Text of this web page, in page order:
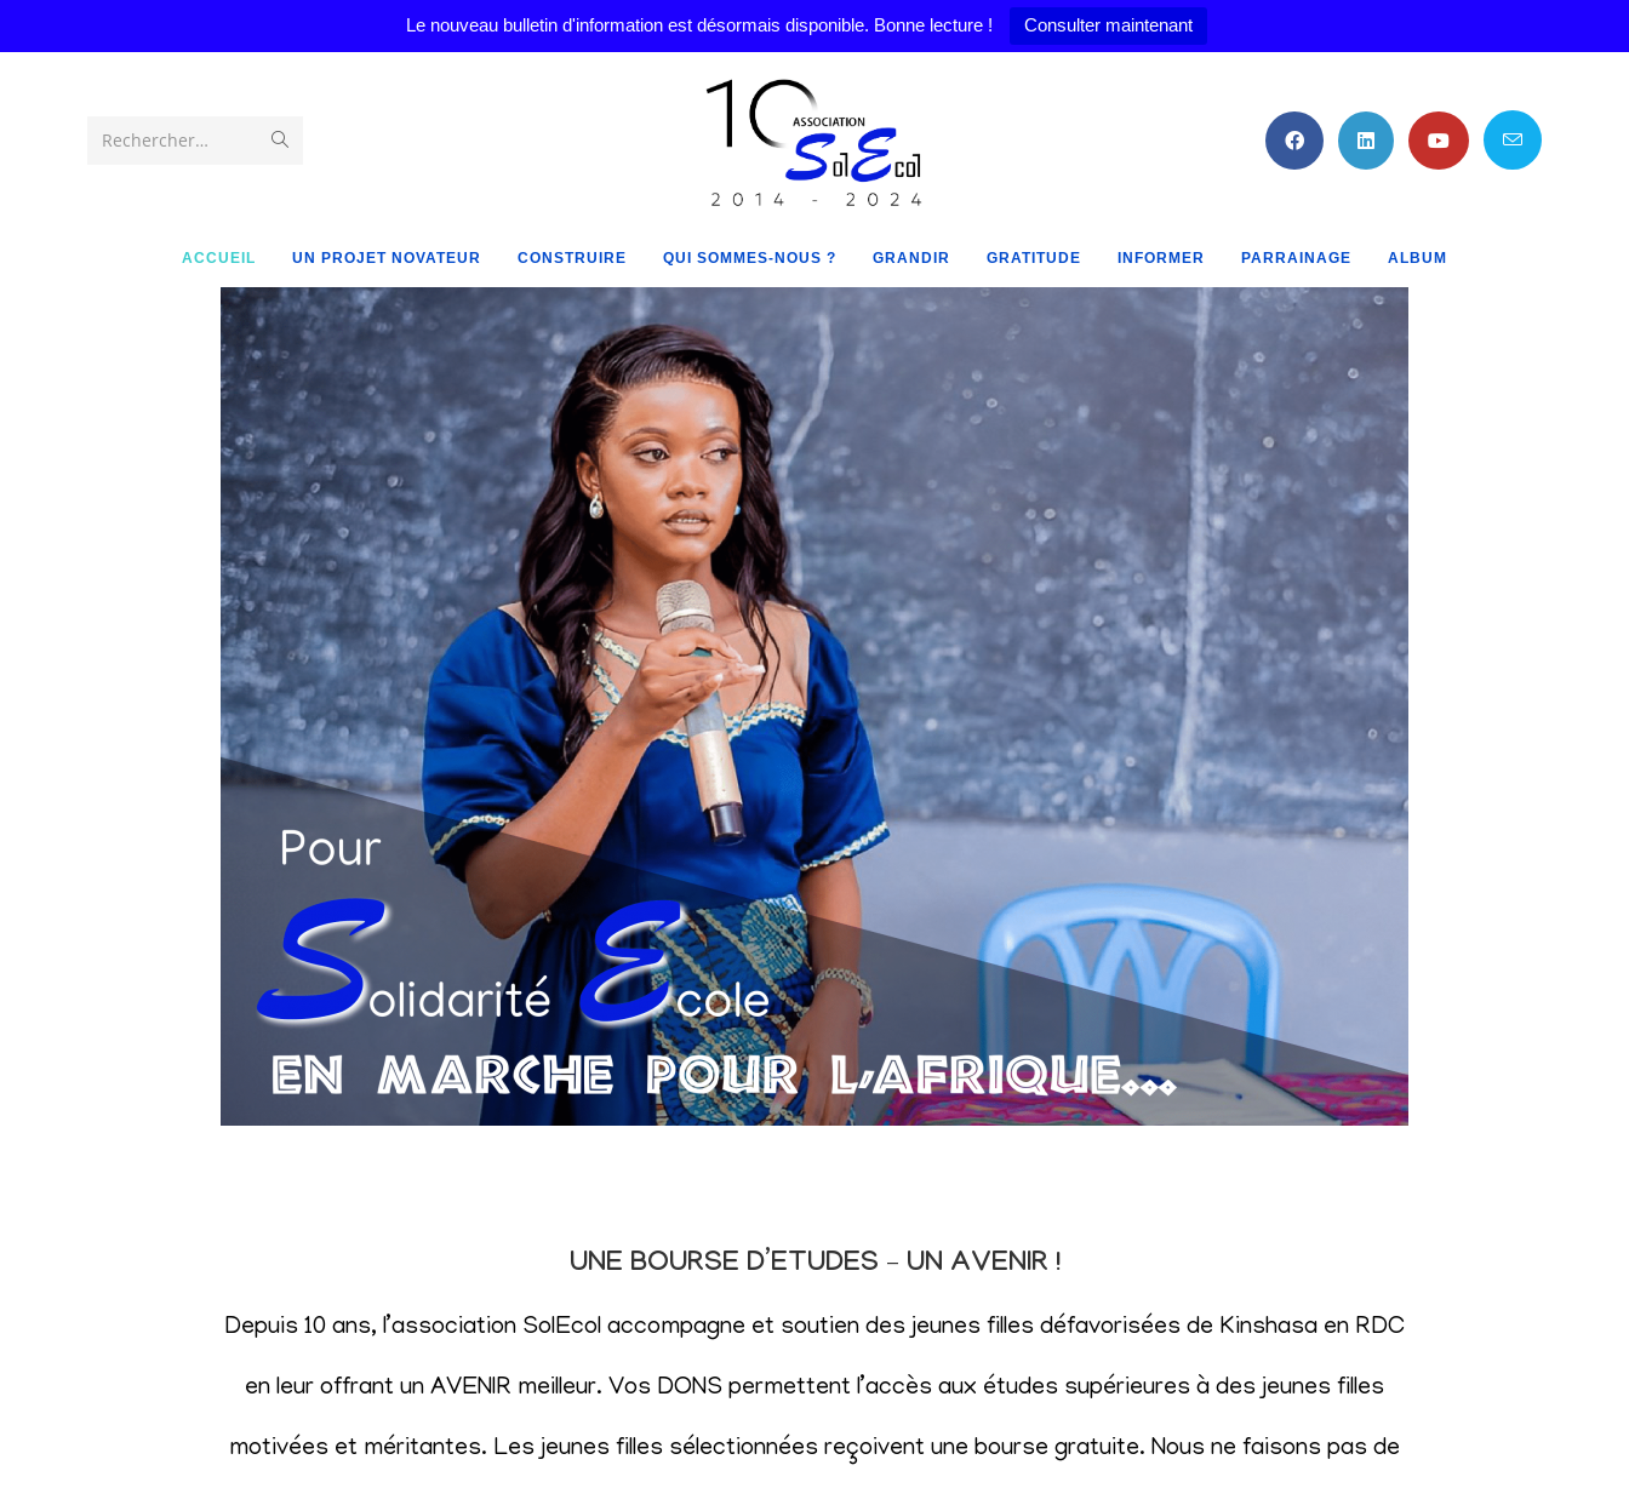
Le nouveau bulletin d'information est désormais disponible. Bonne lecture ! Consulter maintenant
Rechercher…
ACCUEIL UN PROJET NOVATEUR CONSTRUIRE QUI SOMMES-NOUS ? GRANDIR GRATITUDE INFORMER PARRAINAGE ALBUM
UNE BOURSE D’ETUDES – UN AVENIR !
Depuis 10 ans, l’association SolEcol accompagne et soutien des jeunes filles défavorisées de Kinshasa en RDC
en leur offrant un AVENIR meilleur. Vos DONS permettent l’accès aux études supérieures à des jeunes filles
motivées et méritantes. Les jeunes filles sélectionnées reçoivent une bourse gratuite. Nous ne faisons pas de